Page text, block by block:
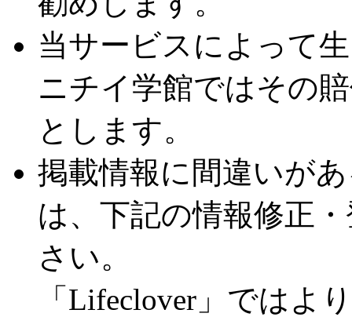
当サービスによって
ニチイ学館ではその
とします。
掲載情報に間違いが
は、下記の情報修正
さい。
「Lifeclover」ではよ